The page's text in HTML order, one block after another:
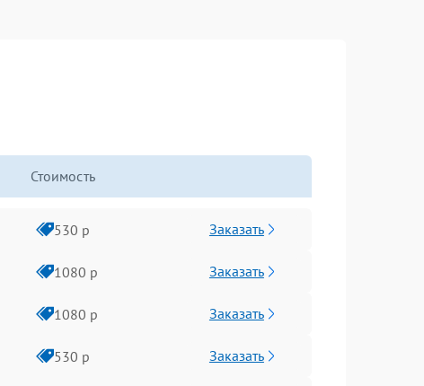
Стоимость
530 р Заказать
1080 р Заказать
1080 р Заказать
530 р Заказать